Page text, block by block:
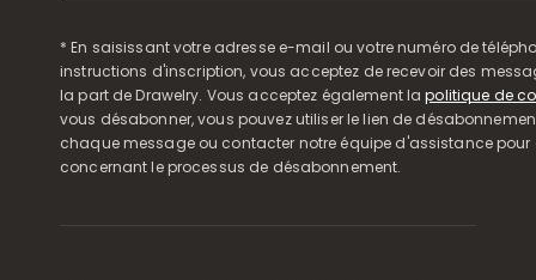
* En saisissant votre adresse e-mail ou votre numéro de
instructions d'inscription, vous acceptez de recevoir des
la part de Drawelry. Vous acceptez également lapolitique de
vous désabonner, vous pouvez utiliser le lien de
chaque message ou contacter notre équipe d'assistance pour
concernant le processus de désabonnement.